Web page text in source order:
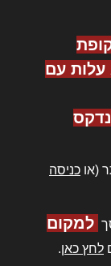
עם
(או כניסה
למקום
לחץ כאן.